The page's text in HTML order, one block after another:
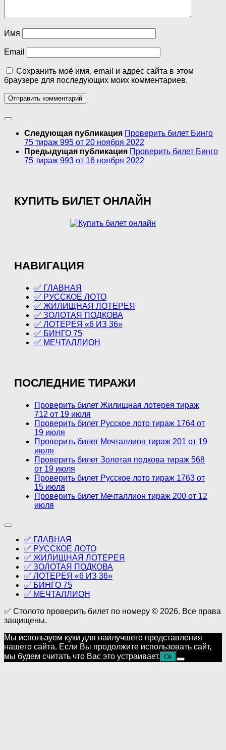
Имя
Email
Сохранить моё имя, email и адрес сайта в этом
браузере для последующих моих комментариев.
Следующая публикация Проверить билет Бинго
75 тираж 995 от 20 ноября 2022
Предыдущая публикация Проверить билет Бинго
75 тираж 993 от 16 ноября 2022
КУПИТЬ БИЛЕТ ОНЛАЙН
НАВИГАЦИЯ
✅ ГЛАВНАЯ
✅ РУССКОЕ ЛОТО
✅ ЖИЛИЩНАЯ ЛОТЕРЕЯ
✅ ЗОЛОТАЯ ПОДКОВА
✅ ЛОТЕРЕЯ «6 ИЗ 36»
✅ БИНГО 75
✅ МЕЧТАЛЛИОН
ПОСЛЕДНИЕ ТИРАЖИ
Проверить билет Жилищная лотерея тираж
712 от 19 июля
Проверить билет Русское лото тираж 1764 от
19 июля
Проверить билет Мечталлион тираж 201 от 19
июля
Проверить билет Золотая подкова тираж 568
от 19 июля
Проверить билет Русское лото тираж 1763 от
15 июля
Проверить билет Мечталлион тираж 200 от 12
июля
✅ ГЛАВНАЯ
✅ РУССКОЕ ЛОТО
✅ ЖИЛИЩНАЯ ЛОТЕРЕЯ
✅ ЗОЛОТАЯ ПОДКОВА
✅ ЛОТЕРЕЯ «6 ИЗ 36»
✅ БИНГО 75
✅ МЕЧТАЛЛИОН
✅ Столото проверить билет по номеру © 2026. Все права
защищены.
Мы используем куки для наилучшего представления
нашего сайта. Если Вы продолжите использовать сайт,
мы будем считать что Вас это устраивает. Ok